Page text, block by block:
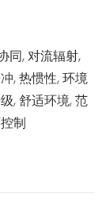
同,对流辐射,
,热惯性,环境
,舒适环境,范
制